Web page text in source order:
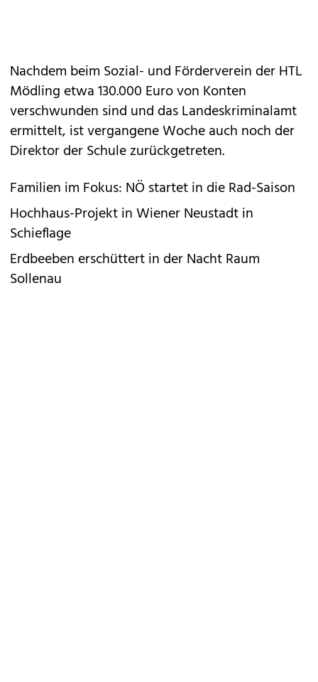
Nachdem beim Sozial- und Förderverein der HTL
Mödling etwa 130.000 Euro von Konten
verschwunden sind und das Landeskriminalamt
ermittelt, ist vergangene Woche auch noch der
Direktor der Schule zurückgetreten.
Familien im Fokus: NÖ startet in die Rad-Saison
Hochhaus-Projekt in Wiener Neustadt in
Schieflage
Erdbeeben erschüttert in der Nacht Raum
Sollenau